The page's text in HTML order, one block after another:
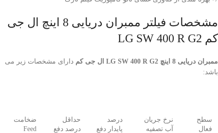
مشخصات فیلتر ممبران دریایی 8 اینچ ال جی
کم LG SW 400 R G2
ممبران دریایی 8 اینچ LG SW 400 R G2 ال جی کم
دارای مشخصات زیر می
باشد:
سطح
فعال
نرخ جریان
آب تصفیه
درصد
پایدار دفع
حداقل
درصد دفع
ضخامت
Feed